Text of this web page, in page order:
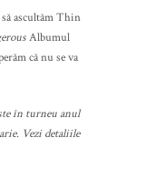
ascultăm Thin
Albumul
că nu se va
în turneu anul
Vezi detaliile